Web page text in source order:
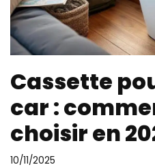
Cassette
car :
choisir en
10/11/2025